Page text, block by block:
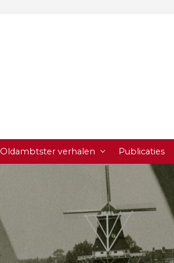
Oldambtster verhalen Publicaties